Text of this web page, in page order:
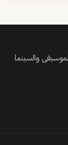
والسينما